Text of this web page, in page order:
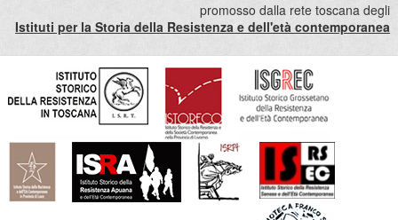
promosso dalla rete toscana degli
Istituti per la Storia della Resistenza e dell'età contemporanea